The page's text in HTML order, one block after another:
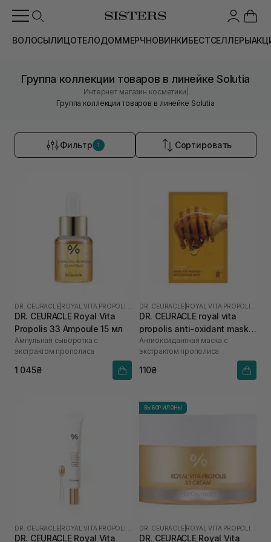
ВОЛОСЫЛИЦОТЕЛОДОММЕРЧНОВИНКИБЕСТСЕЛЛЕРЫ
Группа коллекции товаров в линейке Solutia
Интернет магазин косметики
Группа коллекции товаров в линейке Solutia
Фильтр 1 Сортировать
DR. CEURACLE
DR. CEURACLE Royal Vita
Propolis 33 Ampoule 15 мл
Ампульная сыворотка с
экстрактом прополиса
1 045₴
DR. CEURACLE
DR. CEURACLE royal vita
propolis anti-oxidant mask 1
шт
Антиоксидантная маска с
экстрактом прополиса
110₴
DR. CEURACLE
DR. CEURACLE Royal Vita
ВЫБОР ИЛОНЫ
DR. CEURACLE
DR. CEURACLE Royal Vita